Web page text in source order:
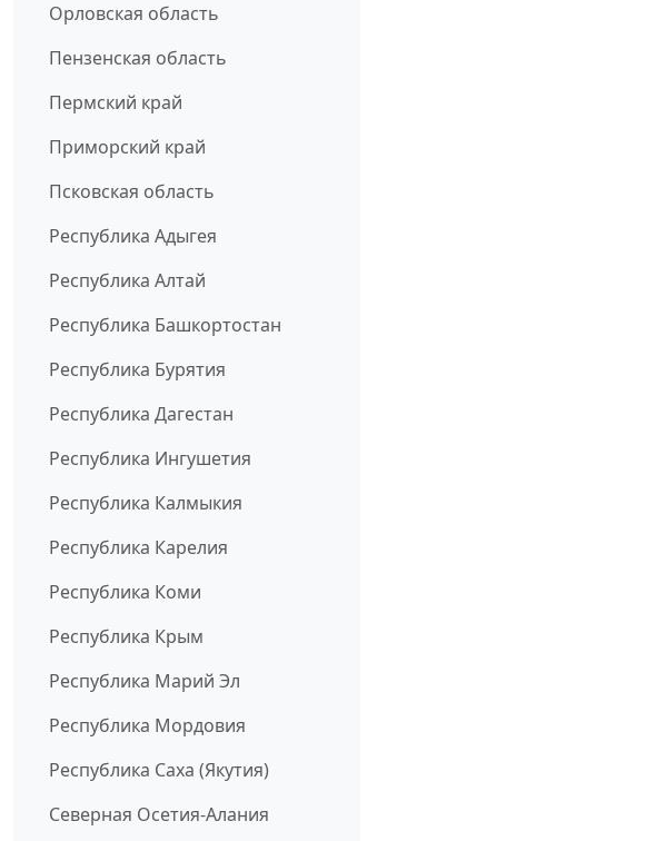
Орловская область
Пензенская область
Пермский край
Приморский край
Псковская область
Республика Адыгея
Республика Алтай
Республика Башкортостан
Республика Бурятия
Республика Дагестан
Республика Ингушетия
Республика Калмыкия
Республика Карелия
Республика Коми
Республика Крым
Республика Марий Эл
Республика Мордовия
Республика Саха (Якутия)
Северная Осетия-Алания